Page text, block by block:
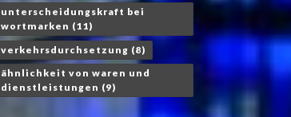
unterscheidungskraft bei
wortmarken (11)
verkehrsdurchsetzung (8)
ähnlichkeit von waren und
dienstleistungen (9)